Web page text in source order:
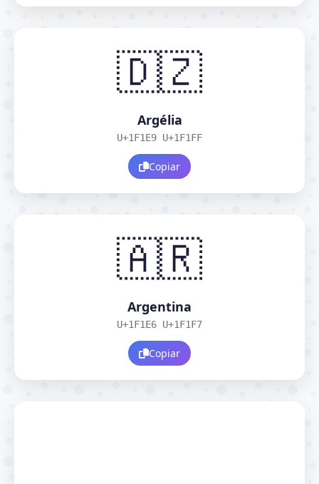
🇩🇿
Argélia
U+1F1E9 U+1F1FF
Copiar
🇦🇷
Argentina
U+1F1E6 U+1F1F7
Copiar